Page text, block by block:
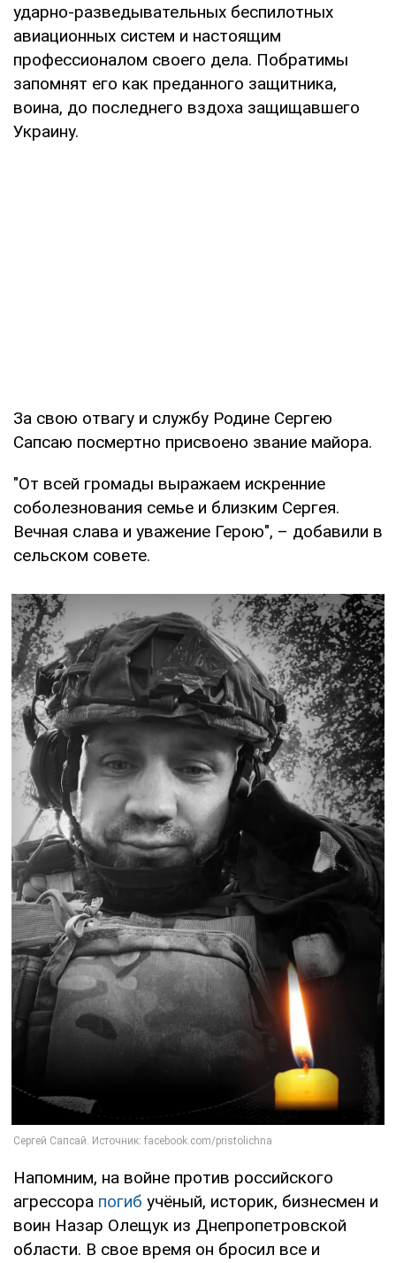
ударно-разведывательных беспилотных
авиационных систем и настоящим
профессионалом своего дела. Побратимы
запомнят его как преданного защитника,
воина, до последнего вздоха защищавшего
Украину.
За свою отвагу и службу Родине Сергею
Сапсаю посмертно присвоено звание майора.
"От всей громады выражаем искренние
соболезнования семье и близким Сергея.
Вечная слава и уважение Герою", – добавили в
сельском совете.
Напомним, на войне против российского
агрессора погиб учёный, историк, бизнесмен и
воин Назар Олещук из Днепропетровской
области. В свое время он бросил все и